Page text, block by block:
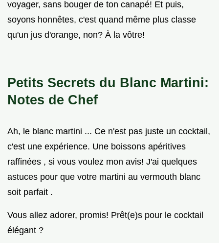
voyager, sans bouger de ton canapé! Et puis,
soyons honnêtes, c'est quand même plus classe
qu'un jus d'orange, non? À la vôtre!
Petits Secrets du Blanc Martini:
Notes de Chef
Ah, le blanc martini ... Ce n'est pas juste un cocktail,
c'est une expérience. Une boissons apéritives
raffinées , si vous voulez mon avis! J'ai quelques
astuces pour que votre martini au vermouth blanc
soit parfait .
Vous allez adorer, promis! Prêt(e)s pour le cocktail
élégant ?